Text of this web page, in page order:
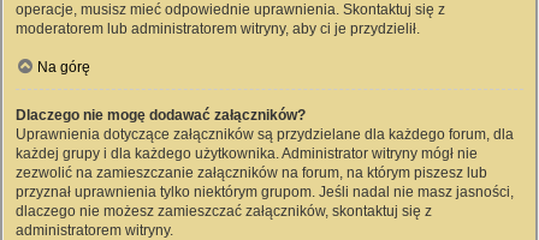
operacje, musisz mieć odpowiednie uprawnienia. Skontaktuj się z
moderatorem lub administratorem witryny, aby ci je przydzielił.
Na górę
Dlaczego nie mogę dodawać załączników?
Uprawnienia dotyczące załączników są przydzielane dla każdego forum, dla
każdej grupy i dla każdego użytkownika. Administrator witryny mógł nie
zezwolić na zamieszczanie załączników na forum, na którym piszesz lub
przyznał uprawnienia tylko niektórym grupom. Jeśli nadal nie masz jasności,
dlaczego nie możesz zamieszczać załączników, skontaktuj się z
administratorem witryny.